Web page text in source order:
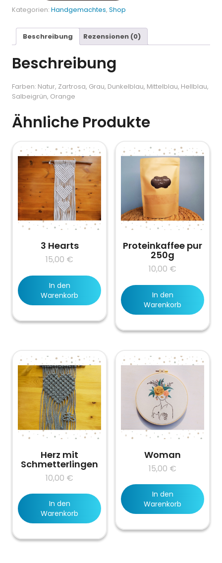
Kategorien: Handgemachtes, Shop
Beschreibung Rezensionen (0)
Beschreibung
Farben: Natur, Zartrosa, Grau, Dunkelblau, Mittelblau, Hellblau,
Salbeigrün, Orange
Ähnliche Produkte
3 Hearts
15,00 €
In den
Warenkorb
Proteinkaffee pur
250g
10,00 €
In den
Warenkorb
Herz mit
Schmetterlingen
10,00 €
In den
Warenkorb
Woman
15,00 €
In den
Warenkorb